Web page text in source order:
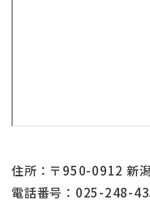
住所：〒950-0912 新
電話番号：025-248-